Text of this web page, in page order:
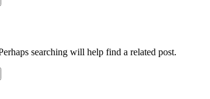
searching will help find a related post.